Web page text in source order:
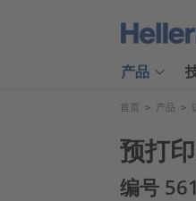
产品
首页 > 产品 >
预打
编号